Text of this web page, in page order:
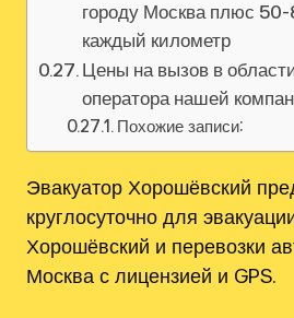
городу Москва плюс
каждый километр
Цены на вызов в
оператора нашей
Похожие записи:
Эвакуатор Хорошёвский
круглосуточно для
Хорошёвский и перевозки
Москва с лицензией и GPS.